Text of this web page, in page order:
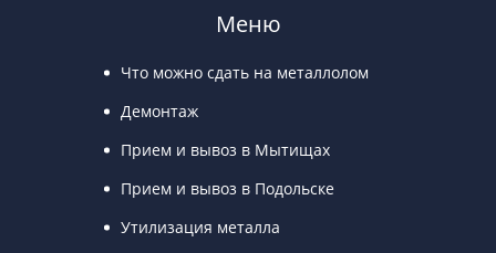
Меню
Что можно сдать на металлолом
Демонтаж
Прием и вывоз в Мытищах
Прием и вывоз в Подольске
Утилизация металла